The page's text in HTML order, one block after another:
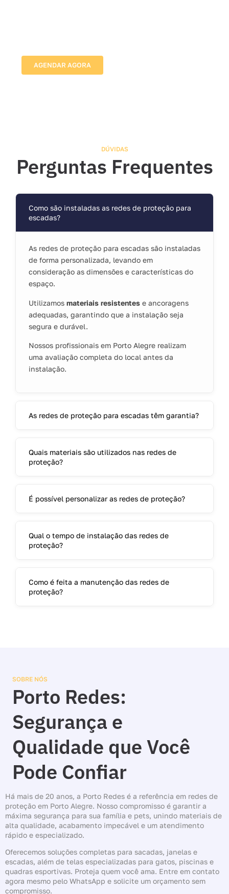
AGENDAR AGORA
DÚVIDAS
Perguntas Frequentes
Como são instaladas as redes de proteção para
escadas?
As redes de proteção para escadas são instaladas
de forma personalizada, levando em
consideração as dimensões e características do
espaço.
Utilizamos materiais resistentes e ancoragens
adequadas, garantindo que a instalação seja
segura e durável.
Nossos profissionais em Porto Alegre realizam
uma avaliação completa do local antes da
instalação.
As redes de proteção para escadas têm garantia?
Quais materiais são utilizados nas redes de
proteção?
É possível personalizar as redes de proteção?
Qual o tempo de instalação das redes de
proteção?
Como é feita a manutenção das redes de
proteção?
SOBRE NÓS
Porto Redes:
Segurança e
Qualidade que Você
Pode Confiar
Há mais de 20 anos, a Porto Redes é a referência em redes de
proteção em Porto Alegre. Nosso compromisso é garantir a
máxima segurança para sua família e pets, unindo materiais de
alta qualidade, acabamento impecável e um atendimento
rápido e especializado.
Oferecemos soluções completas para sacadas, janelas e
escadas, além de telas especializadas para gatos, piscinas e
quadras esportivas. Proteja quem você ama. Entre em contato
agora mesmo pelo WhatsApp e solicite um orçamento sem
compromisso.